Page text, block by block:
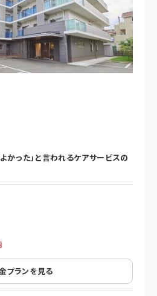
かった」と言われるケアサービスの
プランを見る